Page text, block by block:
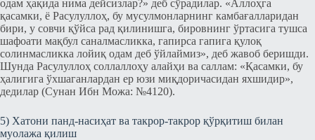
одам ҳақида нима дейсизлар?» деб сўрадилар. «Аллоҳга
қасамки, ё Расулуллоҳ, бу мусулмонларнинг камбағалларидан
бири, у совчи қўйса рад қилинишга, бировнинг ўртасига тушса
шафоати мақбул саналмасликка, гапирса гапига қулоқ
солинмасликка лойиқ одам деб ўйлаймиз», деб жавоб беришди.
Шунда Расулуллоҳ соллаллоҳу алайҳи ва саллам: «Қасамки, бу
ҳалигига ўхшаганлардан ер юзи миқдоричасидан яхшидир»,
дедилар (Сунан Ибн Можа: №4120).
5) Хатони панд-насиҳат ва такрор-такрор қўрқитиш билан
муолажа қилиш